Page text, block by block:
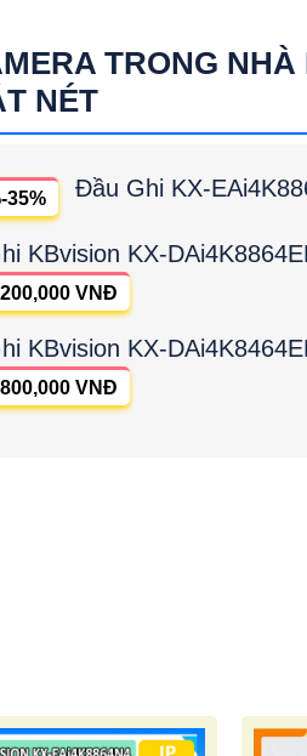
TRONG NHÀ
NÉT
Đầu Ghi KX-
35%
KBvision KX-
VNĐ
KBvision KX-
VNĐ